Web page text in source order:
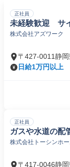
正社員
未経験歓迎 サ
株式会社アズワーク
〒427-0011静
日給1万円以上
正社員
ガスや水道の配
株式会社トーシンホ
〒417-0046静